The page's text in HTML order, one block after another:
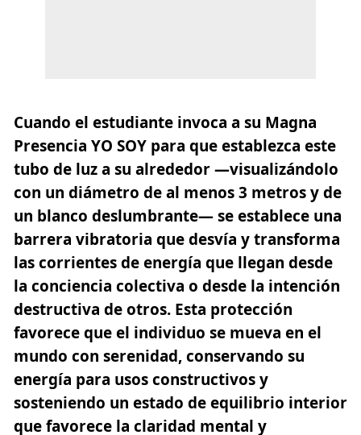
Cuando el estudiante invoca a su Magna
Presencia YO SOY para que establezca este
tubo de luz a su alrededor —visualizándolo
con un diámetro de al menos 3 metros y de
un blanco deslumbrante— se establece una
barrera vibratoria que desvía y transforma
las corrientes de energía que llegan desde
la conciencia colectiva o desde la intención
destructiva de otros. Esta protección
favorece que el individuo se mueva en el
mundo con serenidad, conservando su
energía para usos constructivos y
sosteniendo un estado de equilibrio interior
que favorece la claridad mental y